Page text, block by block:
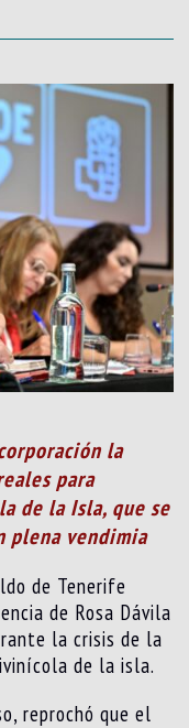
la
para
de la Isla, que se
plena vendimia
de Tenerife
de Rosa Dávila
la crisis de la
de la isla.
reprochó que el